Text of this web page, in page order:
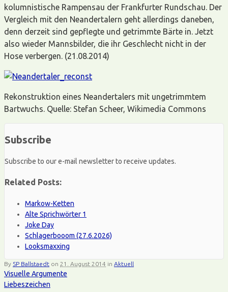
kolumnistische Rampensau der Frankfurter Rundschau. Der
Vergleich mit den Neandertalern geht allerdings daneben,
denn derzeit sind gepflegte und getrimmte Bärte in. Jetzt
also wieder Mannsbilder, die ihr Geschlecht nicht in der
Hose verbergen. (21.08.2014)
Rekonstruktion eines Neandertalers mit ungetrimmtem
Bartwuchs. Quelle: Stefan Scheer, Wikimedia Commons
Subscribe
Subscribe to our e-mail newsletter to receive updates.
Related Posts:
Markow-Ketten
Alte Sprichwörter 1
Joke Day
Schlagerbooom (27.6.2026)
Looksmaxxing
By SP Ballstaedt on 21. August 2014 in Aktuell
Visuelle Argumente
Liebeszeichen